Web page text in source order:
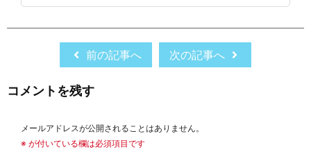
前の記事へ 次の記事へ
コメントを残す
メールアドレスが公開されることはありません。
※ が付いている欄は必須項目です